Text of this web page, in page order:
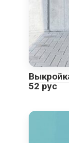
52 рус